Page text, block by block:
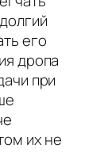
его
дропа
при
их не